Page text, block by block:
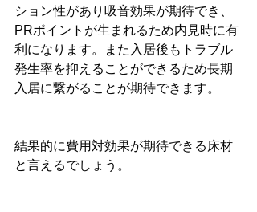
ション性があり吸音効果が期待でき、
PRポイントが生まれるため内見時に有
利になります。また入居後もトラブル
発生率を抑えることができるため長期
入居に繋がることが期待できます。
結果的に費用対効果が期待できる床材
と言えるでしょう。